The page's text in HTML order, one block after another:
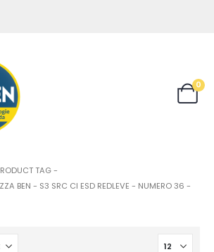
0
TAG -
BEN - S3 SRC CI ESD REDLEVE - NUMERO 36 -